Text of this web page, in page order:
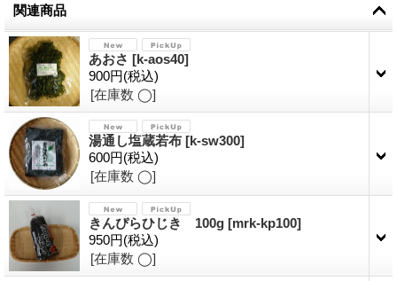
関連商品
あおさ [k-aos40]
900円(税込)
[在庫数 ◯]
湯通し塩蔵若布 [k-sw300]
600円(税込)
[在庫数 ◯]
きんぴらひじき 100g [mrk-kp100]
950円(税込)
[在庫数 ◯]